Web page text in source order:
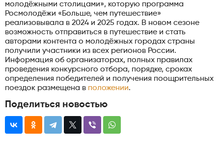
молодёжными столицами», которую программа
Росмолодёжи «Больше, чем путешествие»
реализовывала в 2024 и 2025 годах. В новом сезоне
возможность отправиться в путешествие и стать
авторами контента о молодёжных городах страны
получили участники из всех регионов России.
Информация об организаторах, полных правилах
проведения конкурсного отбора, порядке, сроках
определения победителей и получения поощрительных
поездок размещена в положении.
Поделиться новостью